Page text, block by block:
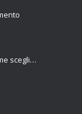
Botox o filler: differenze, benefici e come scegliere il trattamento più adatto